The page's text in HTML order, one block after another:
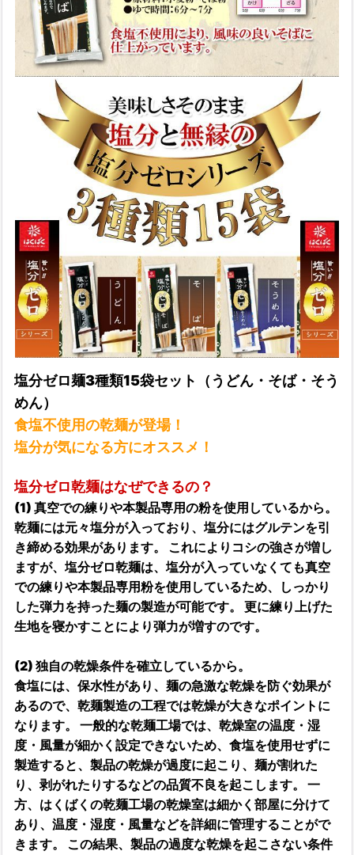
塩分ゼロ麺3種類15袋セット（うどん・そば・そう
めん）
食塩不使用の乾麺が登場！
塩分が気になる方にオススメ！
塩分ゼロ乾麺はなぜできるの？
(1) 真空での練りや本製品専用の粉を使用しているから。
乾麺には元々塩分が入っており、塩分にはグルテンを引
き締める効果があります。 これによりコシの強さが増し
ますが、塩分ゼロ乾麺は、塩分が入っていなくても真空
での練りや本製品専用粉を使用しているため、しっかり
した弾力を持った麺の製造が可能です。 更に練り上げた
生地を寝かすことにより弾力が増すのです。
(2) 独自の乾燥条件を確立しているから。
食塩には、保水性があり、麺の急激な乾燥を防ぐ効果が
あるので、乾麺製造の工程では乾燥が大きなポイントに
なります。 一般的な乾麺工場では、乾燥室の温度・湿
度・風量が細かく設定できないため、食塩を使用せずに
製造すると、製品の乾燥が過度に起こり、麺が割れた
り、剥がれたりするなどの品質不良を起こします。 一
方、はくばくの乾麺工場の乾燥室は細かく部屋に分けて
あり、温度・湿度・風量などを詳細に管理することがで
きます。 この結果、製品の過度な乾燥を起こさない条件